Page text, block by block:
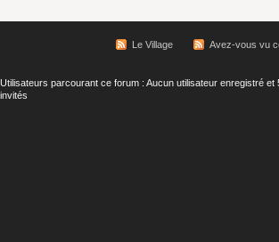
Le Village Avez-vous vu
Utilisateurs parcourant ce forum : Aucun utilisateur enregistré et
invités